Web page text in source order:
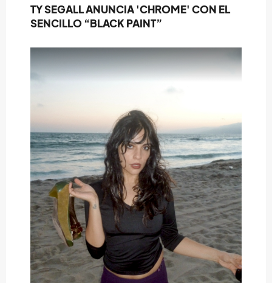
TY SEGALL ANUNCIA 'CHROME' CON EL
SENCILLO “BLACK PAINT”